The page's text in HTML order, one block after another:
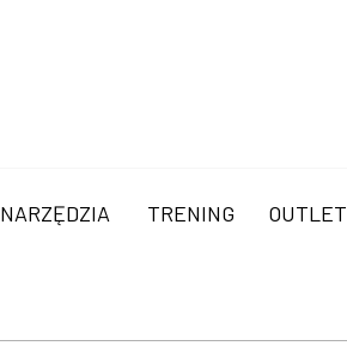
NARZĘDZIA TRENING OUTLET